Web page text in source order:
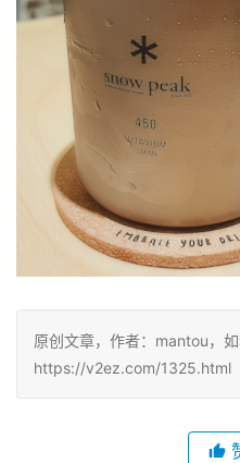
原创文章，作者：mantou，如
https://v2ez.com/1325.html